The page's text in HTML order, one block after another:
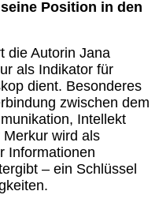
Position in den
die Autorin Jana
als Indikator für
dient. Besonderes
zwischen dem
Intellekt
wird als
Informationen
– ein Schlüssel